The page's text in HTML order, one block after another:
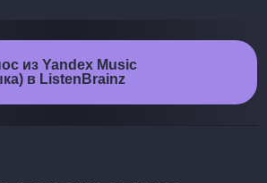
из Yandex Music
в ListenBrainz